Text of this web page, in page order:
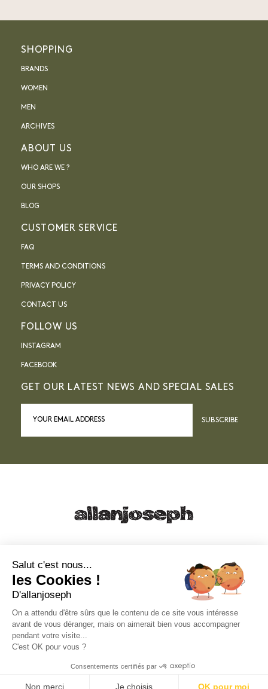
SHOPPING
BRANDS
WOMEN
MEN
ARCHIVES
ABOUT US
WHO ARE WE ?
OUR SHOPS
BLOG
CUSTOMER SERVICE
FAQ
TERMS AND CONDITIONS
PRIVACY POLICY
CONTACT US
FOLLOW US
INSTAGRAM
FACEBOOK
GET OUR LATEST NEWS AND SPECIAL SALES
SUBSCRIBE
49, RUE FRANCIS DAVSO - 13001 MARSEILLE
eshop@allanjoseph.com
Salut c'est nous...
les Cookies !
D'allanjoseph
On a attendu d'être sûrs que le contenu de ce site vous intéresse
avant de vous déranger, mais on aimerait bien vous accompagner
pendant votre visite...
C'est OK pour vous ?
Consentements certifiés par
Non merci Je choisis OK pour moi